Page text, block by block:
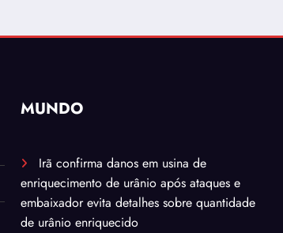
MUNDO
Irã confirma danos em usina de
enriquecimento de urânio após ataques e
embaixador evita detalhes sobre quantidade
de urânio enriquecido